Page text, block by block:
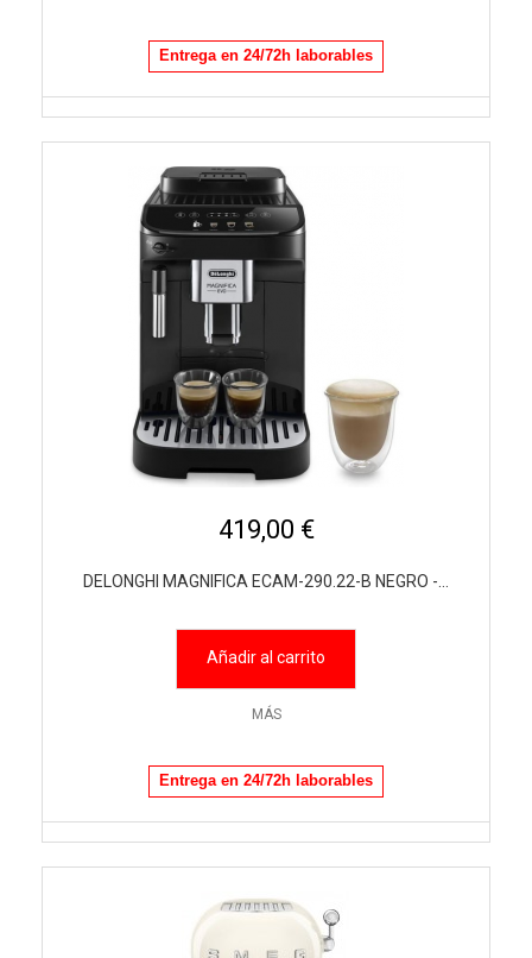
Entrega en 24/72h laborables
419,00 €
DELONGHI MAGNIFICA ECAM-290.22-B NEGRO -...
Añadir al carrito
MÁS
Entrega en 24/72h laborables